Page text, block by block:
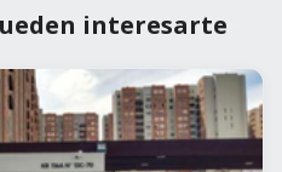
interesarte